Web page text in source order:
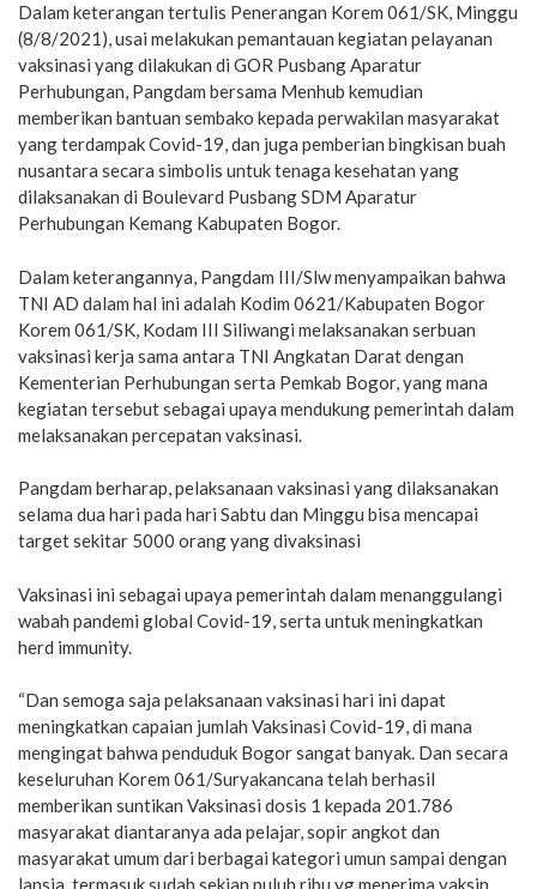
Dalam keterangan tertulis Penerangan Korem 061/SK, Minggu
(8/8/2021), usai melakukan pemantauan kegiatan pelayanan
vaksinasi yang dilakukan di GOR Pusbang Aparatur
Perhubungan, Pangdam bersama Menhub kemudian
memberikan bantuan sembako kepada perwakilan masyarakat
yang terdampak Covid-19, dan juga pemberian bingkisan buah
nusantara secara simbolis untuk tenaga kesehatan yang
dilaksanakan di Boulevard Pusbang SDM Aparatur
Perhubungan Kemang Kabupaten Bogor.
Dalam keterangannya, Pangdam III/Slw menyampaikan bahwa
TNI AD dalam hal ini adalah Kodim 0621/Kabupaten Bogor
Korem 061/SK, Kodam III Siliwangi melaksanakan serbuan
vaksinasi kerja sama antara TNI Angkatan Darat dengan
Kementerian Perhubungan serta Pemkab Bogor, yang mana
kegiatan tersebut sebagai upaya mendukung pemerintah dalam
melaksanakan percepatan vaksinasi.
Pangdam berharap, pelaksanaan vaksinasi yang dilaksanakan
selama dua hari pada hari Sabtu dan Minggu bisa mencapai
target sekitar 5000 orang yang divaksinasi
Vaksinasi ini sebagai upaya pemerintah dalam menanggulangi
wabah pandemi global Covid-19, serta untuk meningkatkan
herd immunity.
“Dan semoga saja pelaksanaan vaksinasi hari ini dapat
meningkatkan capaian jumlah Vaksinasi Covid-19, di mana
mengingat bahwa penduduk Bogor sangat banyak. Dan secara
keseluruhan Korem 061/Suryakancana telah berhasil
memberikan suntikan Vaksinasi dosis 1 kepada 201.786
masyarakat diantaranya ada pelajar, sopir angkot dan
masyarakat umum dari berbagai kategori umun sampai dengan